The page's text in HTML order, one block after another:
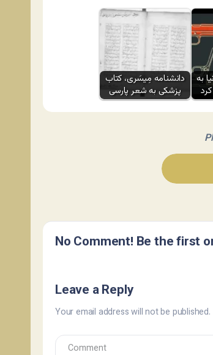
دانشنامه مِیسَری، کتاب
پزشکی به شعر پارسی
به
No Comment! Be the first
Leave a Reply
Your email address will not be published.